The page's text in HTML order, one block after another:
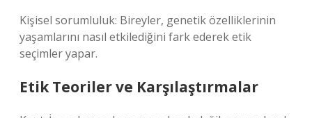
Kişisel sorumluluk: Bireyler, genetik özelliklerinin
yaşamlarını nasıl etkilediğini fark ederek etik
seçimler yapar.
Etik Teoriler ve Karşılaştırmalar